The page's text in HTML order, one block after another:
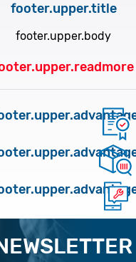
footer.upper.title
footer.upper.body